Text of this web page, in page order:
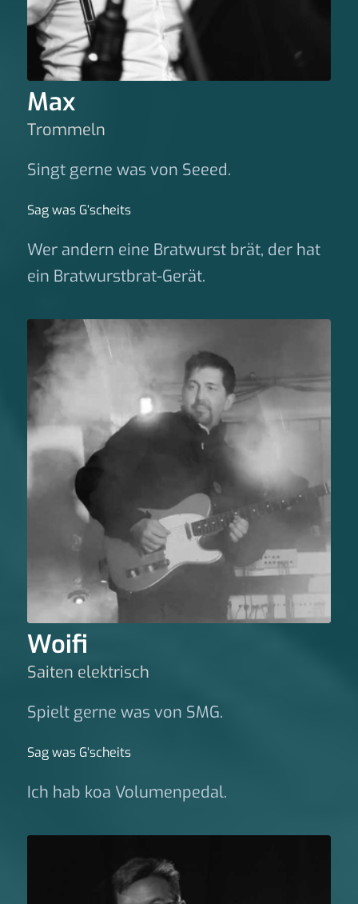
Max
Trommeln
Singt gerne was von Seeed.
Sag was G‘scheits
Wer andern eine Bratwurst brät, der hat
ein Bratwurstbrat-Gerät.
Woifi
Saiten elektrisch
Spielt gerne was von SMG.
Sag was G‘scheits
Ich hab koa Volumenpedal.